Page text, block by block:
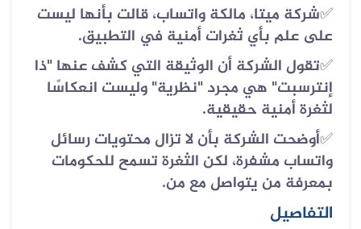
✅شركة ميتا، مالكة واتساب، قالت بأنها ليست
على علم بأي ثغرات أمنية في التطبيق.
✅تقول الشركة أن الوثيقة التي كشف عنها "ذا
إنترسبت" هي مجرد "نظرية" وليست انعكاسًا
لثغرة أمنية حقيقية.
✅أوضحت الشركة بأن لا تزال محتويات رسائل
واتساب مشفرة، لكن الثغرة تسمح للحكومات
بمعرفة من يتواصل مع من.
التفاصيل